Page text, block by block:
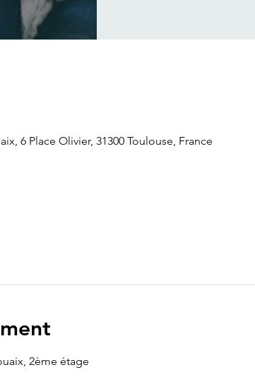
6 Place Olivier, 31300 Toulouse, France
2ème étage